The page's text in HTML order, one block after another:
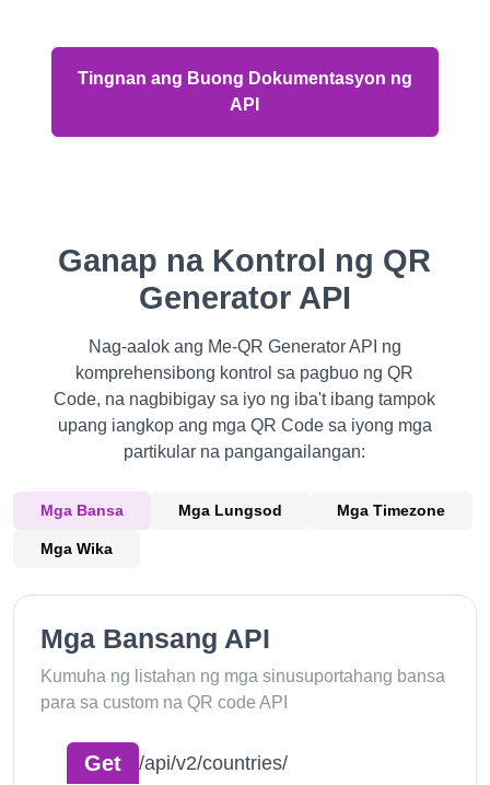
Tingnan ang Buong Dokumentasyon ng
API
Ganap na Kontrol ng QR
Generator API
Nag-aalok ang Me-QR Generator API ng
komprehensibong kontrol sa pagbuo ng QR
Code, na nagbibigay sa iyo ng iba't ibang tampok
upang iangkop ang mga QR Code sa iyong mga
partikular na pangangailangan:
Mga Bansa Mga Lungsod Mga Timezone
Mga Wika
Mga Bansang API
Kumuha ng listahan ng mga sinusuportahang bansa
para sa custom na QR code API
Get /api/v2/countries/